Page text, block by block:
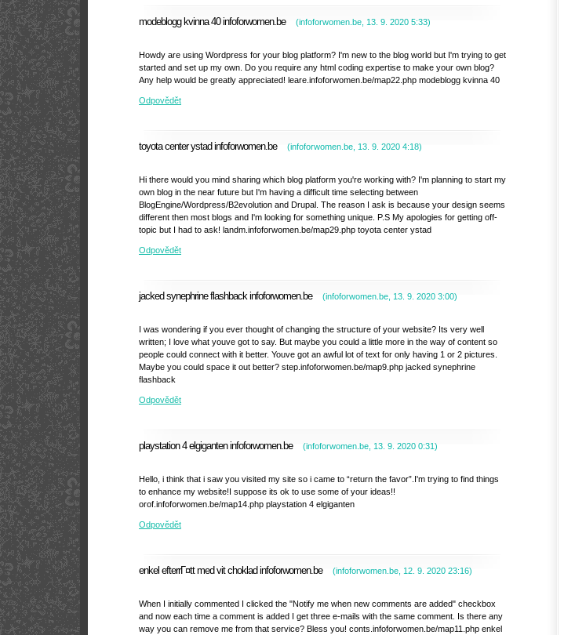
modeblogg kvinna 40 infoforwomen.be (infoforwomen.be 13. 9. 2020 5:33)
Howdy are using Wordpress for your blog platform? I'm new to the blog world but I'm trying to get
started and set up my own. Do you require any html coding expertise to make your own blog?
Any help would be greatly appreciated! leare.infoforwomen.be/map22.php modeblogg kvinna 40
Odpovědět
toyota center ystad infoforwomen.be (infoforwomen.be 13. 9. 2020 4:18)
Hi there would you mind sharing which blog platform you're working with? I'm planning to start my
own blog in the near future but I'm having a difficult time selecting between
BlogEngine/Wordpress/B2evolution and Drupal. The reason I ask is because your design seems
different then most blogs and I'm looking for something unique. P.S My apologies for getting off-
topic but I had to ask! landm.infoforwomen.be/map29.php toyota center ystad
Odpovědět
jacked synephrine flashback infoforwomen.be (infoforwomen.be 13. 9. 2020 3:00)
I was wondering if you ever thought of changing the structure of your website? Its very well
written; I love what youve got to say. But maybe you could a little more in the way of content so
people could connect with it better. Youve got an awful lot of text for only having 1 or 2 pictures.
Maybe you could space it out better? step.infoforwomen.be/map9.php jacked synephrine
flashback
Odpovědět
playstation 4 elgiganten infoforwomen.be (infoforwomen.be 13. 9. 2020 0:31)
Hello, i think that i saw you visited my site so i came to “return the favor”.I'm trying to find things
to enhance my website!I suppose its ok to use some of your ideas!!
orof.infoforwomen.be/map14.php playstation 4 elgiganten
Odpovědět
enkel efterrГ¤tt med vit choklad infoforwomen.be (infoforwomen.be 12. 9. 2020 23:16)
When I initially commented I clicked the "Notify me when new comments are added" checkbox
and now each time a comment is added I get three e-mails with the same comment. Is there any
way you can remove me from that service? Bless you! conts.infoforwomen.be/map11.php enkel